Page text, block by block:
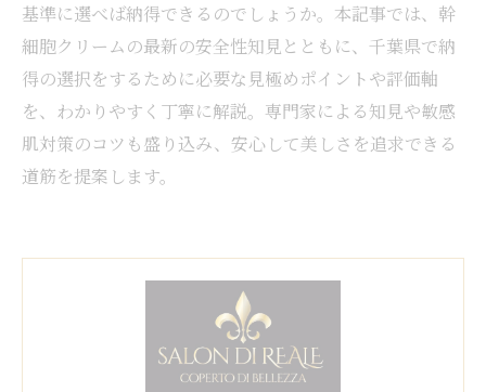
基準に選べば納得できるのでしょうか。本記事では、幹
細胞クリームの最新の安全性知見とともに、千葉県で納
得の選択をするために必要な見極めポイントや評価軸
を、わかりやすく丁寧に解説。専門家による知見や敏感
肌対策のコツも盛り込み、安心して美しさを追求できる
道筋を提案します。